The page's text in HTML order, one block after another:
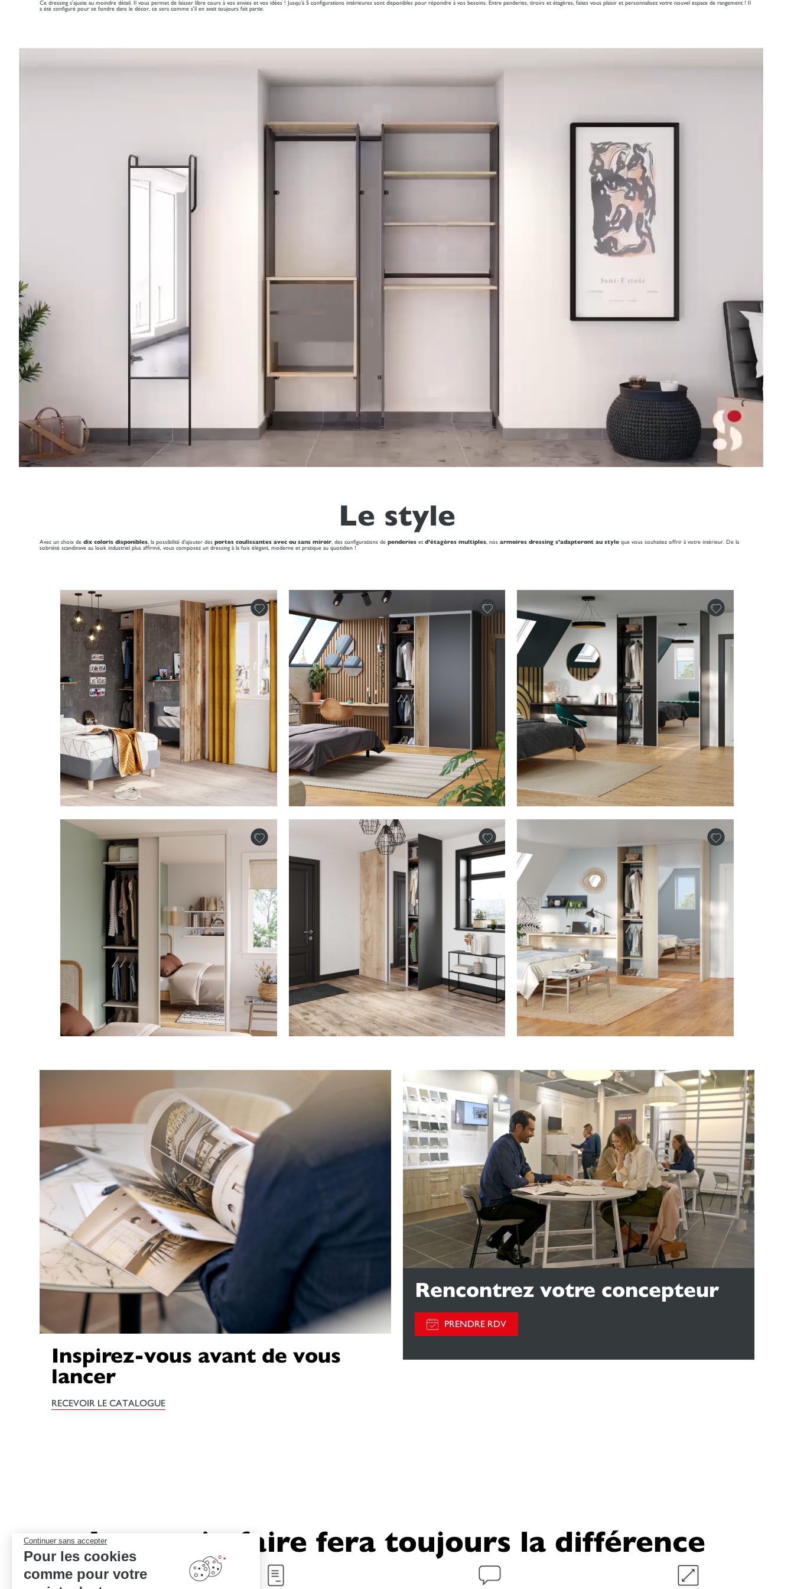
Continuer sans accepter
Pour les cookies
comme pour votre
Ce dressing s'ajuste au moindre détail. Il vous permet de laisser libre cours à vos envies et vos idées ! Jusqu’à 5 configurations intérieures sont disponibles pour répondre à vos besoins. Entre penderies, tiroirs et étagères, faites vous plaisir et personnalisez votre nouvel espace de rangement ! Il
a été configuré pour se fondre dans le décor, ce sera comme s'il en avait toujours fait partie.
Le style
Avec un choix de dix coloris disponibles , la possibilité d’ajouter des portes coulissantes avec ou sans miroir , des configurations de penderies et d’étagères multiples , nos armoires dressing s’adapteront au style que vous souhaitez offrir à votre intérieur. De la
sobriété scandinave au look industriel plus affirmé, vous composez un dressing à la fois élégant, moderne et pratique au quotidien !
Inspirez-vous avant de vous
lancer
RECEVOIR LE CATALOGUE
Rencontrez votre concepteur
PRENDRE RDV
Le savoir-faire fera toujours la différence